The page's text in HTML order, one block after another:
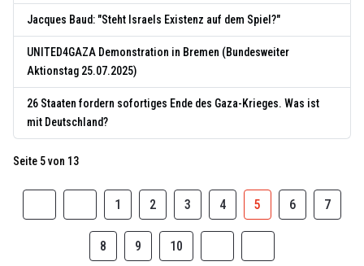
Jacques Baud: "Steht Israels Existenz auf dem Spiel?"
UNITED4GAZA Demonstration in Bremen (Bundesweiter
Aktionstag 25.07.2025)
26 Staaten fordern sofortiges Ende des Gaza-Krieges. Was ist
mit Deutschland?
Seite 5 von 13
1 2 3 4 5 6 7
8 9 10